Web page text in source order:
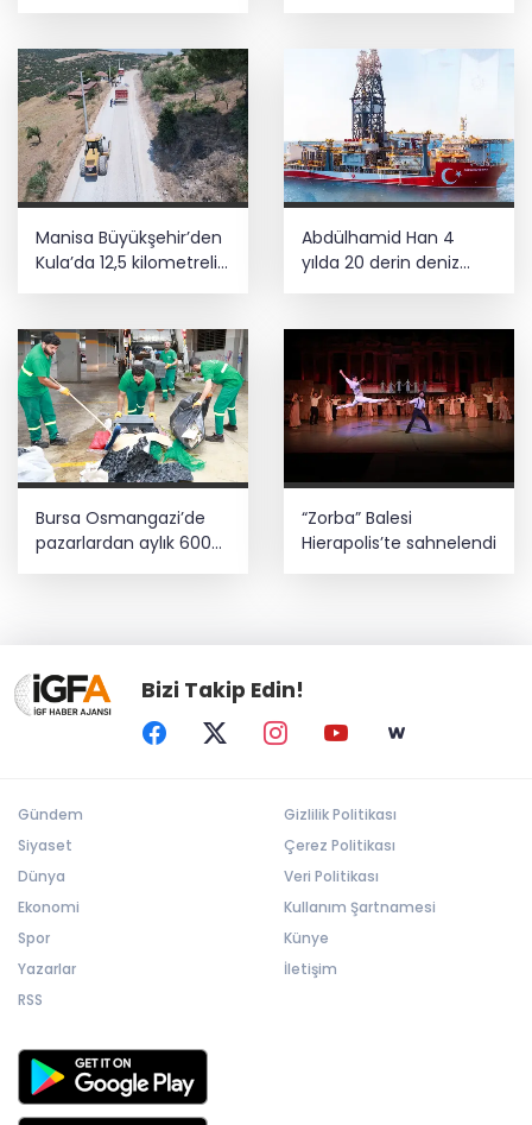
Manisa Büyükşehir’den
Kula’da 12,5 kilometrelik
yol hamlesi
Abdülhamid Han 4
yılda 20 derin deniz
kuyusu tamamladı
Bursa Osmangazi’de
pazarlardan aylık 600
ton atık toplanıyor
“Zorba” Balesi
Hierapolis’te sahnelendi
Bizi Takip Edin!
Gündem
Siyaset
Dünya
Ekonomi
Spor
Yazarlar
RSS
Gizlilik Politikası
Çerez Politikası
Veri Politikası
Kullanım Şartnamesi
Künye
İletişim